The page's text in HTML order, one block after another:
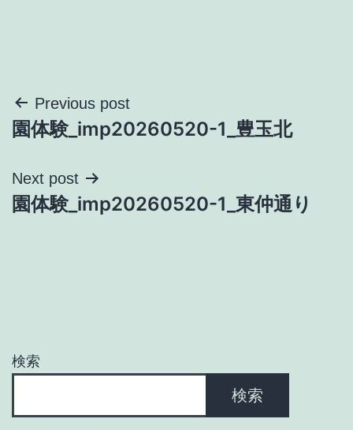
投
稿
ナ
ビ
ョ
Previous post
園体験_imp20260520-1_豊玉北
Next post
園体験_imp20260520-1_東仲通り
検索
検索